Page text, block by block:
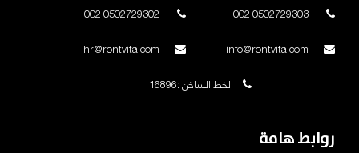
الخط الساخن :16896
روابط هامة